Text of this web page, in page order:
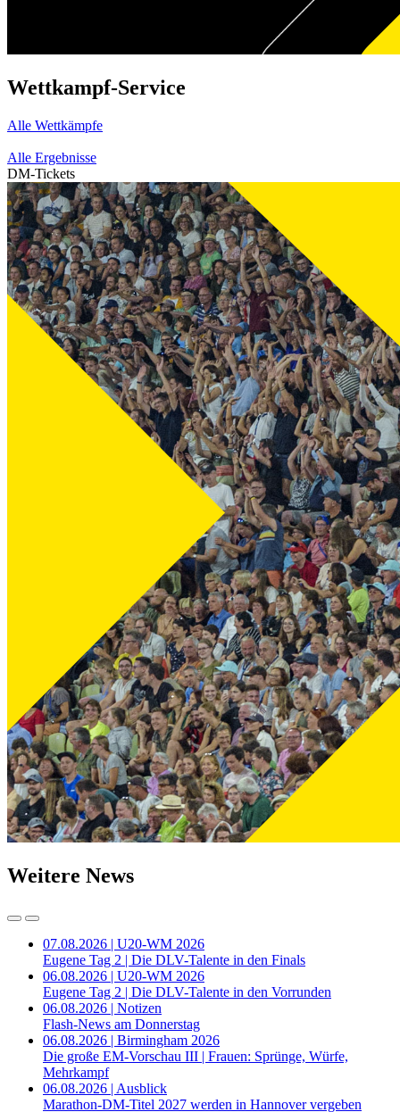
Wettkampf-Service
Alle Wettkämpfe
Alle Ergebnisse
DM-Tickets
Weitere News
07.08.2026 | U20-WM 2026
Eugene Tag 2 | Die DLV-Talente in den Finals
06.08.2026 | U20-WM 2026
Eugene Tag 2 | Die DLV-Talente in den Vorrunden
06.08.2026 | Notizen
Flash-News am Donnerstag
06.08.2026 | Birmingham 2026
Die große EM-Vorschau III | Frauen: Sprünge, Würfe,
Mehrkampf
06.08.2026 | Ausblick
Marathon-DM-Titel 2027 werden in Hannover vergeben